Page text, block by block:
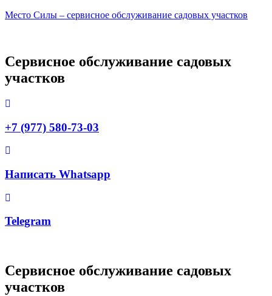
Место Силы – сервисное обслуживание садовых участков
Сервисное обслуживание садовых
участков
+7 (977) 580-73-03
Написать Whatsapp
Telegram
Сервисное обслуживание садовых
участков